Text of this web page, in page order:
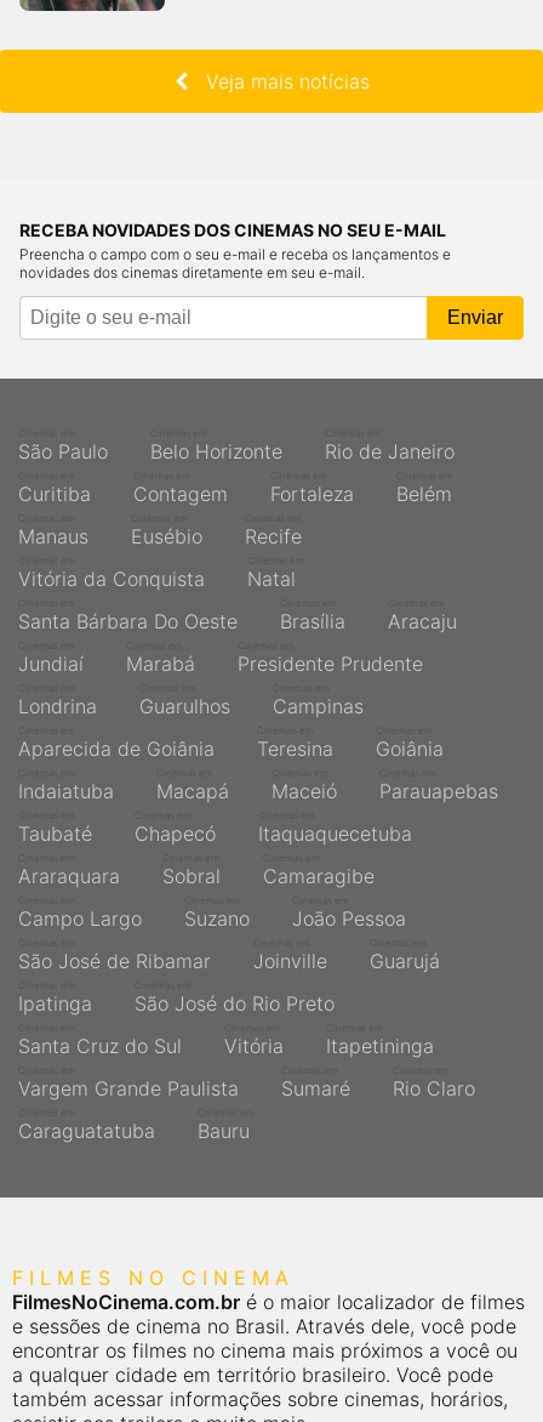
Veja mais notícias
RECEBA NOVIDADES DOS CINEMAS NO SEU E-MAIL
Preencha o campo com o seu e-mail e receba os lançamentos e
novidades dos cinemas diretamente em seu e-mail.
São Paulo Belo Horizonte Rio de Janeiro
Curitiba Contagem Fortaleza Belém
Manaus Eusébio Recife
Vitória da Conquista Natal
Santa Bárbara Do Oeste Brasília Aracaju
Jundiaí Marabá Presidente Prudente
Londrina Guarulhos Campinas
Aparecida de Goiânia Teresina Goiânia
Indaiatuba Macapá Maceió Parauapebas
Taubaté Chapecó Itaquaquecetuba
Araraquara Sobral Camaragibe
Campo Largo Suzano João Pessoa
São José de Ribamar Joinville Guarujá
Ipatinga São José do Rio Preto
Santa Cruz do Sul Vitória Itapetininga
Vargem Grande Paulista Sumaré Rio Claro
Caraguatatuba Bauru
FILMES NO CINEMA
FilmesNoCinema.com.br é o maior localizador de filmes
e sessões de cinema no Brasil. Através dele, você pode
encontrar os filmes no cinema mais próximos a você ou
a qualquer cidade em território brasileiro. Você pode
também acessar informações sobre cinemas, horários,